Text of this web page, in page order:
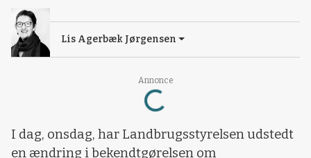
Annonce
Loading...
Lis Agerbæk Jørgensen
I dag, onsdag, har Landbrugsstyrelsen udstedt
en ændring i bekendtgørelsen om